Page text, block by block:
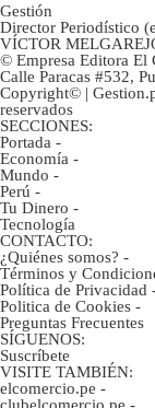
Gestión
Director Periodístico
VÍCTOR
© Empresa Editora El
Calle Paracas #532,
Copyright© |
reservados
SECCIONES:
Portada -
Economía -
Mundo -
Perú -
Tu Dinero -
Tecnología
CONTACTO:
¿Quiénes somos? -
Términos y
Política de Privacidad
Politica de Cookies -
Preguntas Frecuentes
SÍGUENOS:
Suscríbete
VISITE TAMBIÉN:
elcomercio.pe -
clubelcomercio.pe -